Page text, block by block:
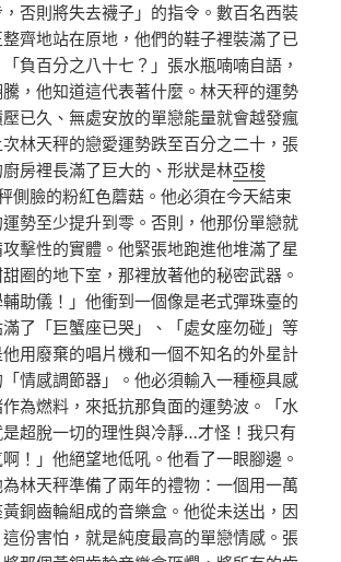
否則將失去襪子」的指令。數百名西裝
齊地站在原地，他們的鞋子裡裝滿了已
負百分之八十七？」張水瓶喃喃自語，
，他知道這代表著什麼。林天秤的運勢
已久、無處安放的單戀能量就會越發瘋
林天秤的戀愛運勢跌至百分之二十，張
房裡長滿了巨大的、形狀是林亞梭
側臉的粉紅色蘑菇。他必須在今天結束
勢至少提升到零。否則，他那份單戀就
擊性的實體。他緊張地跑進他堆滿了星
圈的地下室，那裡放著他的秘密武器。
輔助儀！」他衝到一個像是老式彈珠臺的
了「巨蟹座已哭」、「處女座勿碰」等
用廢棄的唱片機和一個不知名的外星計
情感調節器」。他必須輸入一種極具感
為燃料，來抵抗那負面的運勢波。「水
超脫一切的理性與冷靜…才怪！我只有
！」他絕望地低吼。他看了一眼腳邊。
林天秤準備了兩年的禮物：一個用一萬
銅齒輪組成的音樂盒。他從未送出，因
份害怕，就是純度最高的單戀情感。張